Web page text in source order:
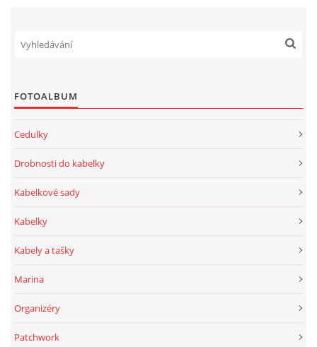
FOTOALBUM
Cedulky
Drobnosti do kabelky
Kabelkové sady
Kabelky
Kabely a tašky
Marina
Organizéry
Patchwork